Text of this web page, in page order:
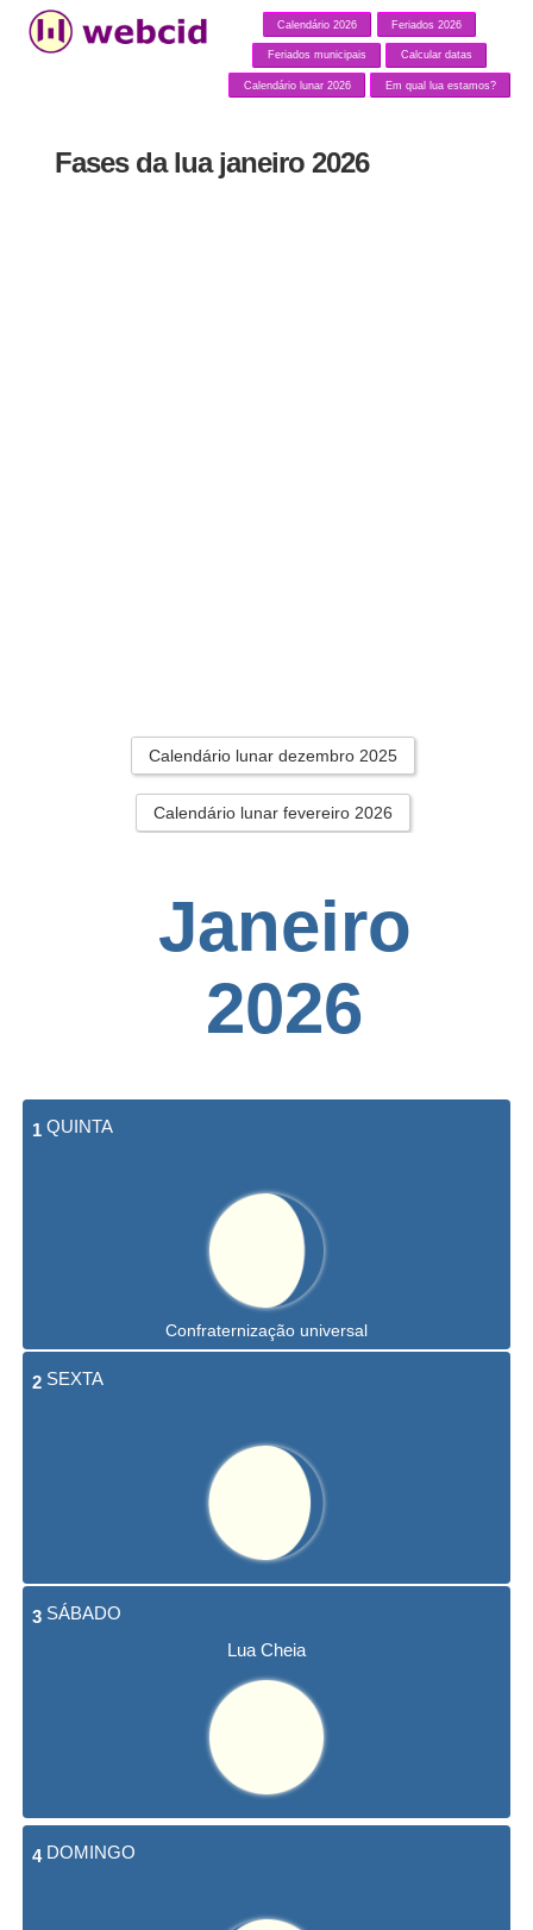
Calendário 2026 Feriados 2026
Feriados municipais Calcular datas
Calendário lunar 2026 Em qual lua estamos?
Fases da lua janeiro 2026
Calendário lunar dezembro 2025
Calendário lunar fevereiro 2026
Janeiro
2026
1 QUINTA
Confraternização universal
2 SEXTA
3 SÁBADO
Lua Cheia
4 DOMINGO